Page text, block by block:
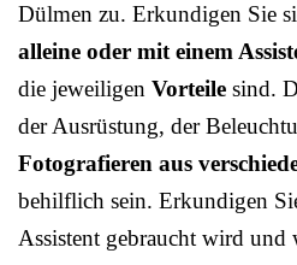
Dülmen zu. Erkundigen Sie
alleine oder mit einem
die jeweiligen Vorteile sind.
der Ausrüstung, der
Fotografieren aus
behilflich sein. Erkundigen
Assistent gebraucht wird und